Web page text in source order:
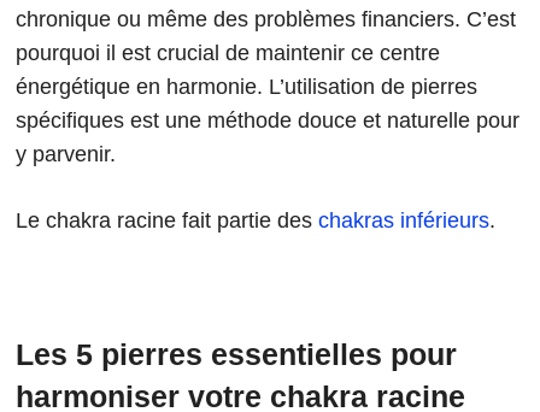
chronique ou même des problèmes financiers. C’est
pourquoi il est crucial de maintenir ce centre
énergétique en harmonie. L’utilisation de pierres
spécifiques est une méthode douce et naturelle pour
y parvenir.
Le chakra racine fait partie des chakras inférieurs.
Les 5 pierres essentielles pour
harmoniser votre chakra racine